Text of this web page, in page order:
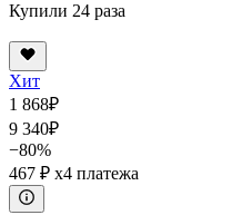
Купили 24 раза
Хит
1 868₽
9 340₽
−80%
467 ₽ x4 платежа